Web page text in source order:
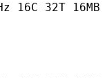
16C 32T 16MB